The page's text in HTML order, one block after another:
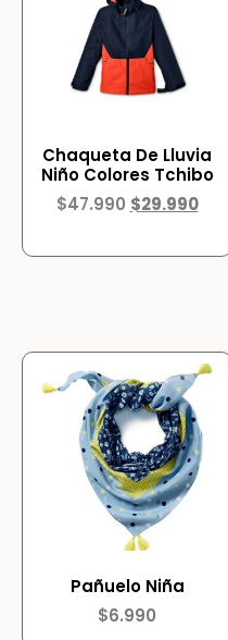
Chaqueta De Lluvia
Niño Colores Tchibo
$47.990 $29.990
Pañuelo Niña
$6.990